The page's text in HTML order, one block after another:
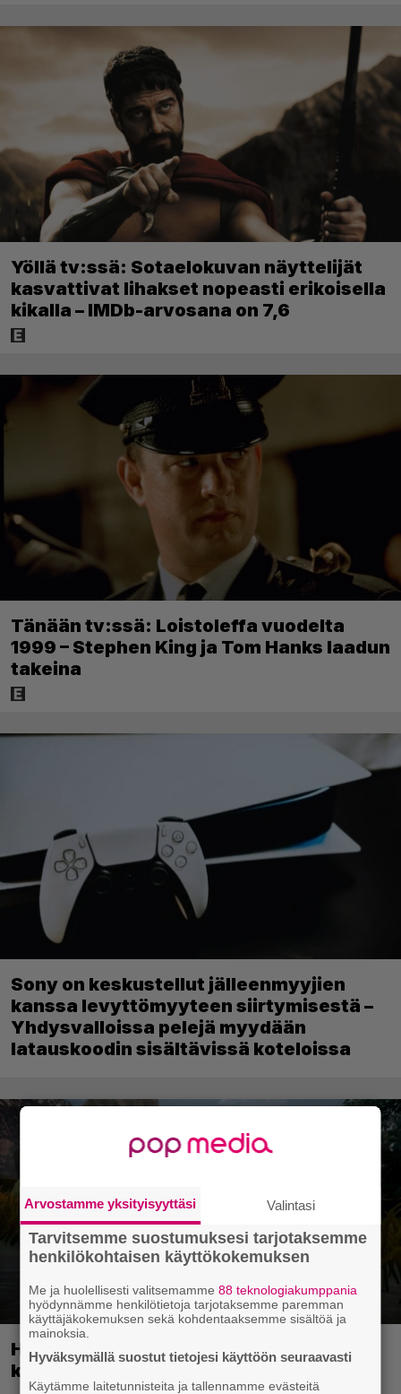
Yöllä tv:ssä: Sotaelokuvan näyttelijät
kasvattivat lihakset nopeasti erikoisella
kikalla – IMDb-arvosana on 7,6
Tänään tv:ssä: Loistoleffa vuodelta
1999 – Stephen King ja Tom Hanks laadun
takeina
Sony on keskustellut jälleenmyyjien
kanssa levyttömyyteen siirtymisestä –
Yhdysvalloissa pelejä myydään
latauskoodin sisältävissä koteloissa
Huippusuosittu Soturikissat-kirjasarja
kääntyy videopeliksi
Arvostamme yksityisyyttäsi Valintasi
Tarvitsemme suostumuksesi tarjotaksemme
henkilökohtaisen käyttökokemuksen
Me ja huolellisesti valitsemamme88 teknologiakumppania
hyödynnämme henkilötietoja tarjotaksemme paremman
käyttäjäkokemuksen sekä kohdentaaksemme sisältöä ja
mainoksia.
Hyväksymällä suostut tietojesi käyttöön seuraavasti
Käytämme laitetunnisteita ja tallennamme evästeitä